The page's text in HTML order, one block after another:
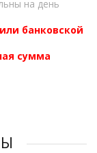
на день
банковской
сумма